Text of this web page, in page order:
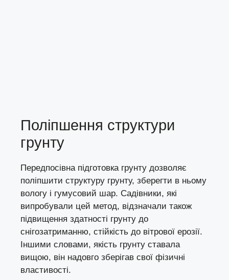
Поліпшення структури
грунту
Передпосівна підготовка грунту дозволяє
поліпшити структуру грунту, зберегти в ньому
вологу і гумусовий шар. Садівники, які
випробували цей метод, відзначали також
підвищення здатності грунту до
снігозатриманню, стійкість до вітрової ерозії.
Іншими словами, якість грунту ставала
вищою, він надовго зберігав свої фізичні
властивості.